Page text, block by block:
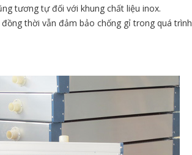
tương tự đối với khung chất liệu inox.
thời vẫn đảm bảo chống gỉ trong quá trình